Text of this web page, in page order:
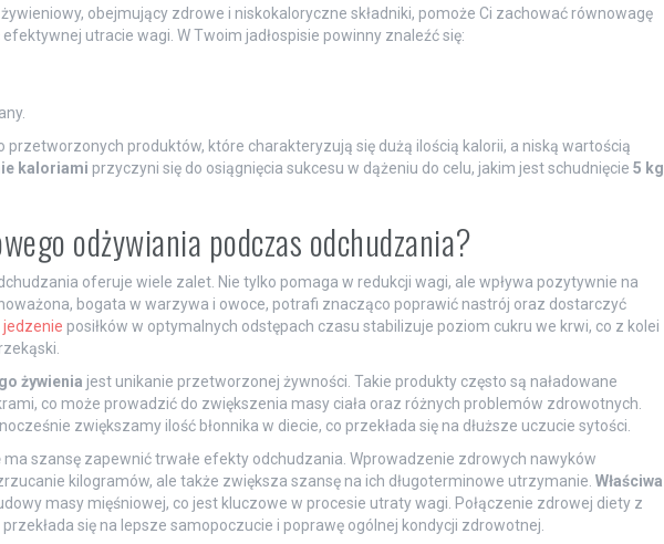
obejmujący zdrowe i niskokaloryczne składniki, pomoże Ci zachować równowagę
utracie wagi. W Twoim jadłospisie powinny znaleźć się:
przetworzonych produktów, które charakteryzują się dużą ilością kalorii, a niską wartością
kaloriami przyczyni się do osiągnięcia sukcesu w dążeniu do celu, jakim jest schudnięcie 5 kg
odżywiania podczas odchudzania?
oferuje wiele zalet. Nie tylko pomaga w redukcji wagi, ale wpływa pozytywnie na
bogata w warzywa i owoce, potrafi znacząco poprawić nastrój oraz dostarczyć
jedzenie posiłków w optymalnych odstępach czasu stabilizuje poziom cukru we krwi, co z kolei
żywienia jest unikanie przetworzonej żywności. Takie produkty często są naładowane
co może prowadzić do zwiększenia masy ciała oraz różnych problemów zdrowotnych.
zwiększamy ilość błonnika w diecie, co przekłada się na dłuższe uczucie sytości.
ma szansę zapewnić trwałe efekty odchudzania. Wprowadzenie zdrowych nawyków
kilogramów, ale także zwiększa szansę na ich długoterminowe utrzymanie. Właściwa
masy mięśniowej, co jest kluczowe w procesie utraty wagi. Połączenie zdrowej diety z
się na lepsze samopoczucie i poprawę ogólnej kondycji zdrowotnej.